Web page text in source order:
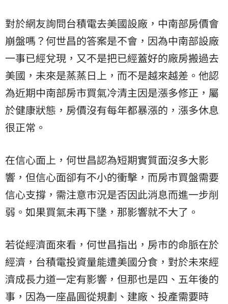
對於網友詢問台積電去美國設廠，中南部房價會
崩盤嗎？何世昌的答案是不會，因為中南部設廠
一事已經兌現，又不是把已經蓋好的廠房搬過去
美國，未來是蒸蒸日上，而不是越來越差。他認
為近期中南部房市買氣冷清主因是漲多修正，屬
於健康狀態，房價沒有每年都暴漲的，漲多休息
很正常。
在信心面上，何世昌認為短期實質面沒多大影
響，但信心面卻有不小的衝擊，而房市買盤需要
信心支撐，需注意市況是否因此消息而進一步削
弱。如果買氣未再下墬，那影響就不大了。
若從經濟面來看，何世昌指出，房市的命脈在於
經濟，台積電投資量能遭美國分食，對於未來經
濟成長力道一定有影響，但那也是四、五年後的
事，因為一座晶圓從規劃、建廠、投產需要時